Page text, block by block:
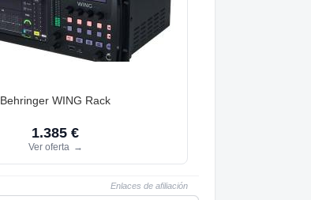
Behringer WING Rack
1.385 €
Ver oferta →
Enlaces de afiliación